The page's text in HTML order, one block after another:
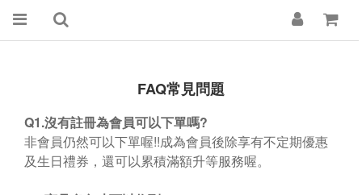
FAQ常見問題
Q1.沒有註冊為會員可以下單嗎?
非會員仍然可以下單喔!!成為會員後除享有不定期優惠
及生日禮券，還可以累積滿額升等服務喔。